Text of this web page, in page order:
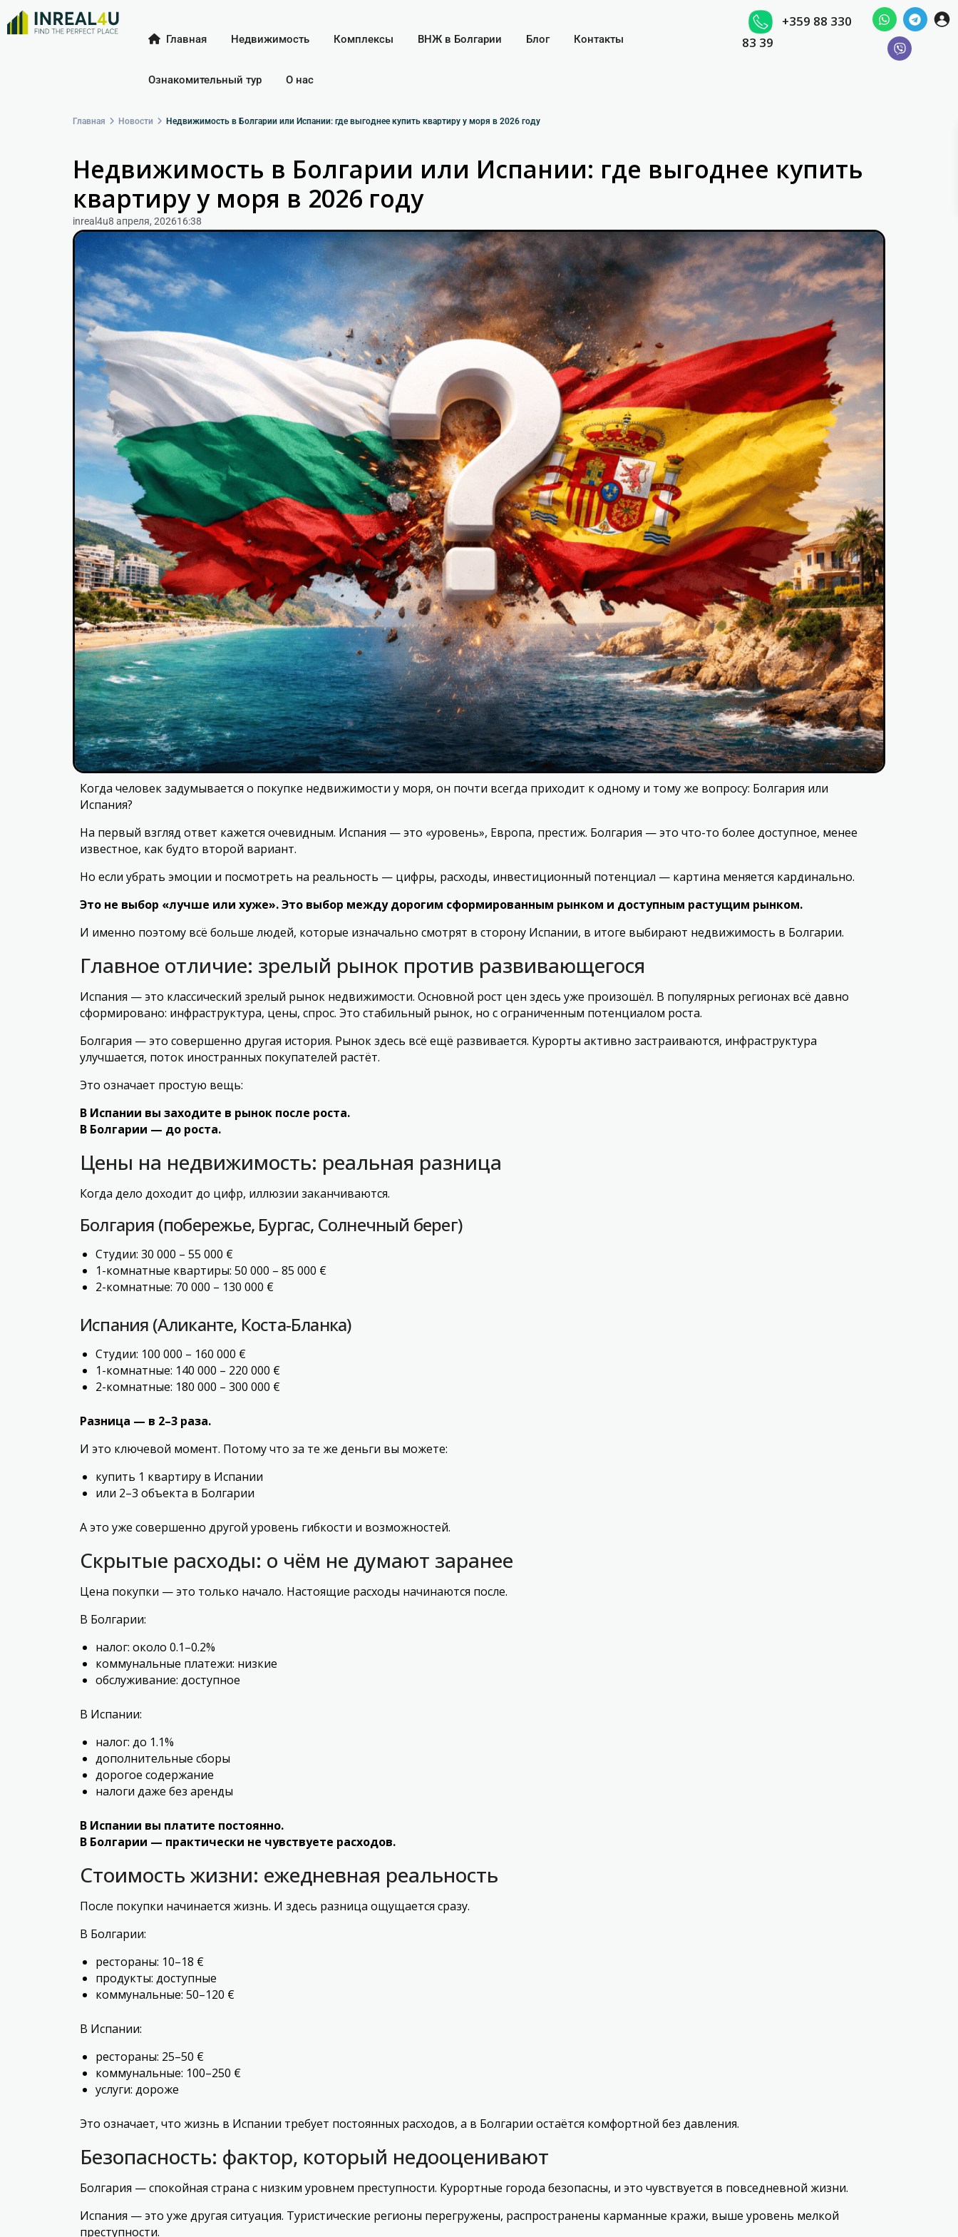
Главная Недвижимость Комплексы ВНЖ в Болгарии Блог Контакты
Ознакомительный тур О нас
+359 88 330
83 39
Главная Новости Недвижимость в Болгарии или Испании: где выгоднее купить квартиру у моря в 2026 году
Недвижимость в Болгарии или Испании: где выгоднее купить
квартиру у моря в 2026 году
inreal4u8 апреля, 202616:38
Когда человек задумывается о покупке недвижимости у моря, он почти всегда приходит к одному и тому же вопросу: Болгария или
Испания?
На первый взгляд ответ кажется очевидным. Испания — это «уровень», Европа, престиж. Болгария — это что-то более доступное, менее
известное, как будто второй вариант.
Но если убрать эмоции и посмотреть на реальность — цифры, расходы, инвестиционный потенциал — картина меняется кардинально.
Это не выбор «лучше или хуже». Это выбор между дорогим сформированным рынком и доступным растущим рынком.
И именно поэтому всё больше людей, которые изначально смотрят в сторону Испании, в итоге выбирают недвижимость в Болгарии.
Главное отличие: зрелый рынок против развивающегося
Испания — это классический зрелый рынок недвижимости. Основной рост цен здесь уже произошёл. В популярных регионах всё давно
сформировано: инфраструктура, цены, спрос. Это стабильный рынок, но с ограниченным потенциалом роста.
Болгария — это совершенно другая история. Рынок здесь всё ещё развивается. Курорты активно застраиваются, инфраструктура
улучшается, поток иностранных покупателей растёт.
Это означает простую вещь:
В Испании вы заходите в рынок после роста.
В Болгарии — до роста.
Цены на недвижимость: реальная разница
Когда дело доходит до цифр, иллюзии заканчиваются.
Болгария (побережье, Бургас, Солнечный берег)
Студии: 30 000 – 55 000 €
1-комнатные квартиры: 50 000 – 85 000 €
2-комнатные: 70 000 – 130 000 €
Испания (Аликанте, Коста-Бланка)
Студии: 100 000 – 160 000 €
1-комнатные: 140 000 – 220 000 €
2-комнатные: 180 000 – 300 000 €
Разница — в 2–3 раза.
И это ключевой момент. Потому что за те же деньги вы можете:
купить 1 квартиру в Испании
или 2–3 объекта в Болгарии
А это уже совершенно другой уровень гибкости и возможностей.
Скрытые расходы: о чём не думают заранее
Цена покупки — это только начало. Настоящие расходы начинаются после.
В Болгарии:
налог: около 0.1–0.2%
коммунальные платежи: низкие
обслуживание: доступное
В Испании:
налог: до 1.1%
дополнительные сборы
дорогое содержание
налоги даже без аренды
В Испании вы платите постоянно.
В Болгарии — практически не чувствуете расходов.
Стоимость жизни: ежедневная реальность
После покупки начинается жизнь. И здесь разница ощущается сразу.
В Болгарии:
рестораны: 10–18 €
продукты: доступные
коммунальные: 50–120 €
В Испании:
рестораны: 25–50 €
коммунальные: 100–250 €
услуги: дороже
Это означает, что жизнь в Испании требует постоянных расходов, а в Болгарии остаётся комфортной без давления.
Безопасность: фактор, который недооценивают
Болгария — спокойная страна с низким уровнем преступности. Курортные города безопасны, и это чувствуется в повседневной жизни.
Испания — это уже другая ситуация. Туристические регионы перегружены, распространены карманные кражи, выше уровень мелкой
преступности.